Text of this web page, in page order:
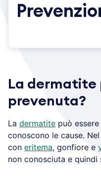
La dermatite
prevenuta?
La dermatite può
conoscono le cause.
con eritema, gonfiore e
non conosciuta e